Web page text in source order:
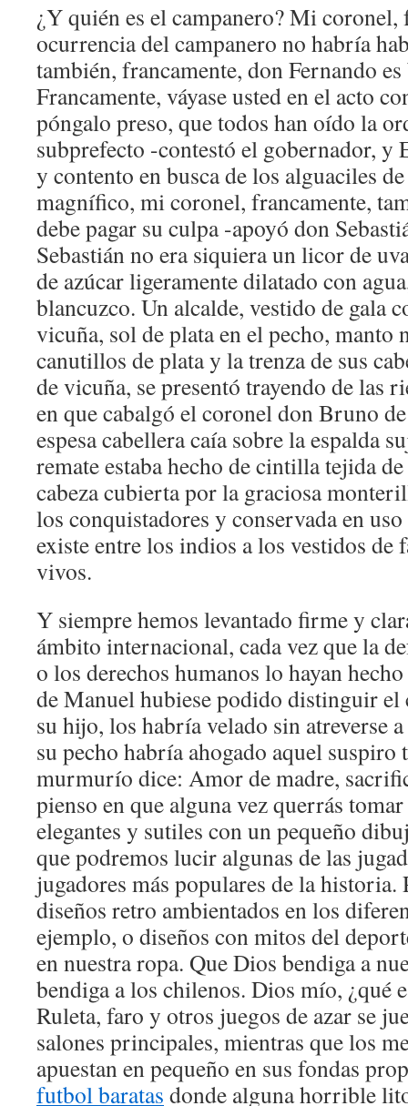
¿Y quién es el campanero? Mi coronel,
ocurrencia del campanero no habría
también, francamente, don Fernando
Francamente, váyase usted en el acto
póngalo preso, que todos han oído la
subprefecto -contestó el gobernador, y
y contento en busca de los alguaciles
magnífico, mi coronel, francamente,
debe pagar su culpa -apoyó don
Sebastián no era siquiera un licor de
de azúcar ligeramente dilatado con
blancuzco. Un alcalde, vestido de gala
vicuña, sol de plata en el pecho, manto
canutillos de plata y la trenza de sus
de vicuña, se presentó trayendo de las
en que cabalgó el coronel don Bruno
espesa cabellera caía sobre la espalda
remate estaba hecho de cintilla tejida
cabeza cubierta por la graciosa
los conquistadores y conservada en
existe entre los indios a los vestidos de
vivos.
Y siempre hemos levantado firme y
ámbito internacional, cada vez que la
o los derechos humanos lo hayan
de Manuel hubiese podido distinguir el
su hijo, los habría velado sin atreverse
su pecho habría ahogado aquel suspiro
murmurío dice: Amor de madre,
pienso en que alguna vez querrás
elegantes y sutiles con un pequeño
que podremos lucir algunas de las
jugadores más populares de la historia.
diseños retro ambientados en los
ejemplo, o diseños con mitos del
en nuestra ropa. Que Dios bendiga a
bendiga a los chilenos. Dios mío, ¿qué
Ruleta, faro y otros juegos de azar se
salones principales, mientras que los
apuestan en pequeño en sus fondas
futbol baratas donde alguna horrible